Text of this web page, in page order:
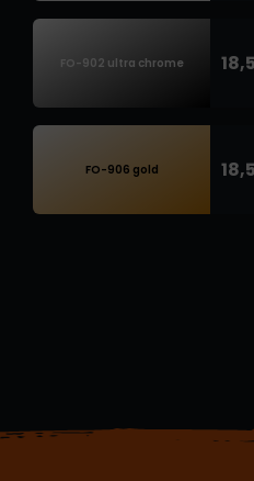
FO-902 ultra chrome
FO-906 gold